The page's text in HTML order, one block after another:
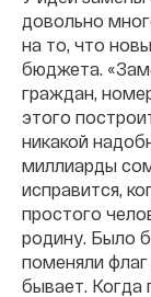
довольно
на то, что
бюджета.
граждан,
этого
никакой
миллиарды
исправится,
простого
родину. Было
поменяли
бывает.